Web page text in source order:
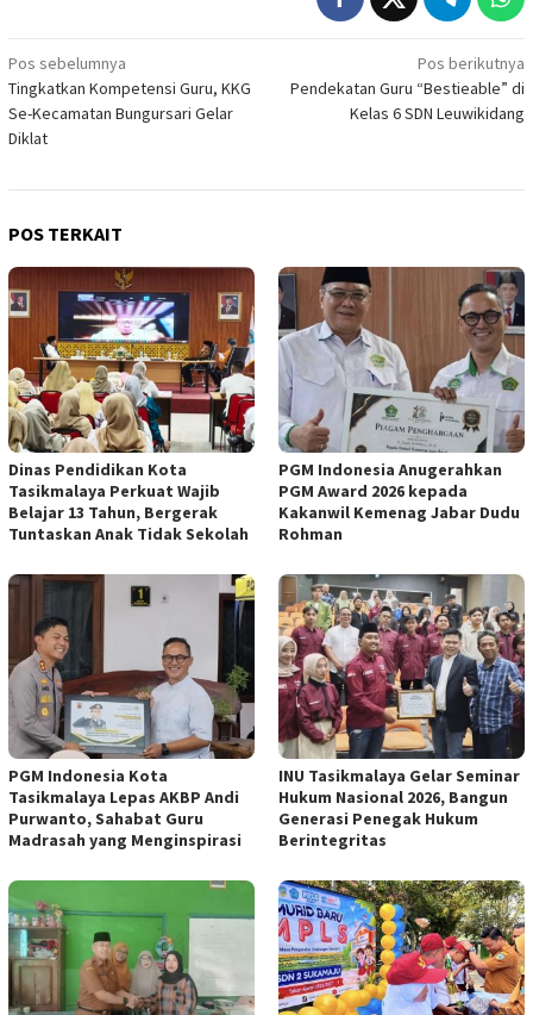
Navigasi
pos
Pos sebelumnya
Tingkatkan Kompetensi Guru, KKG
Se-Kecamatan Bungursari Gelar
Diklat
Pos berikutnya
Pendekatan Guru “Bestieable” di
Kelas 6 SDN Leuwikidang
POS TERKAIT
Dinas Pendidikan Kota
Tasikmalaya Perkuat Wajib
Belajar 13 Tahun, Bergerak
Tuntaskan Anak Tidak Sekolah
PGM Indonesia Anugerahkan
PGM Award 2026 kepada
Kakanwil Kemenag Jabar Dudu
Rohman
PGM Indonesia Kota
Tasikmalaya Lepas AKBP Andi
Purwanto, Sahabat Guru
Madrasah yang Menginspirasi
INU Tasikmalaya Gelar Seminar
Hukum Nasional 2026, Bangun
Generasi Penegak Hukum
Berintegritas